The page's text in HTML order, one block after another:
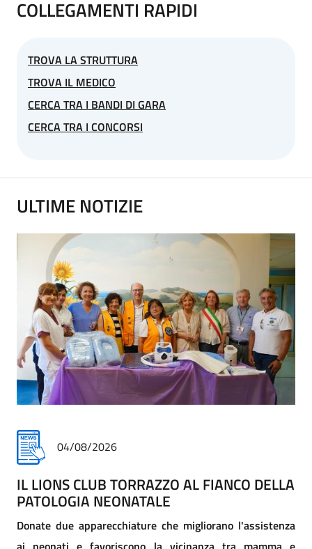
COLLEGAMENTI RAPIDI
TROVA LA STRUTTURA
TROVA IL MEDICO
CERCA TRA I BANDI DI GARA
CERCA TRA I CONCORSI
ULTIME NOTIZIE
30/07/2026
IL DONO SPIEGATO AI BAMBINI
COME UN GESTO DI SOLIDARIETÀ PUÒ CAMBIARE UNA
VITA